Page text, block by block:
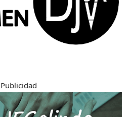
Publicidad